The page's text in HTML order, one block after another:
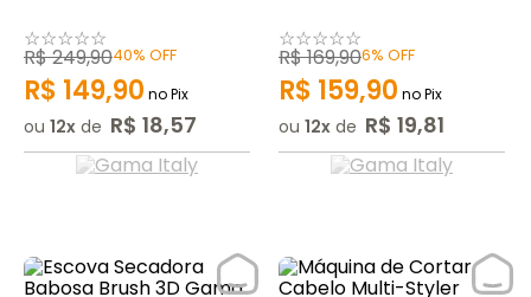
☆☆☆☆☆
R$249,9040% OFF
R$ 149,90 no Pix
ou 12 de R$ 18,57
☆☆☆☆☆
R$169,906% OFF
R$ 159,90 no Pix
ou 12 de R$ 19,81